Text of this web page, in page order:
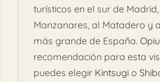
turísticos en el sur de
Manzanares, al Matadero y
más grande de España.
recomendación para esta
puedes elegir Kintsugi o